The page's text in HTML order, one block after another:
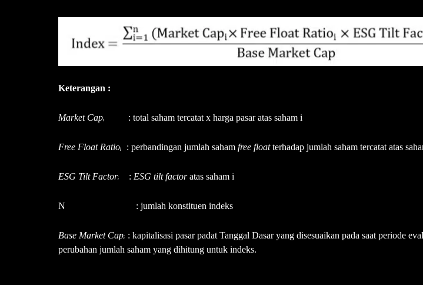
Keterangan :
Market Capᵢ : total saham tercatat x harga pasar atas saham i
Free Float Ratioᵢ : perbandingan jumlah saham free floatterhadap jumlah saham tercatat atas
ESG Tilt Factorᵢ : ESG tilt factoratas saham i
N : jumlah konstituen indeks
Base Market Capᵢ : kapitalisasi pasar padat Tanggal Dasar yang disesuaikan pada saat periode
perubahan jumlah saham yang dihitung untuk indeks.